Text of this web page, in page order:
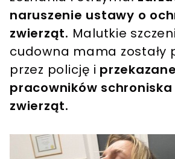
naruszenie ustawy o
zwierząt. Malutkie
cudowna mama zostały
przez policję i
pracowników
zwierząt.